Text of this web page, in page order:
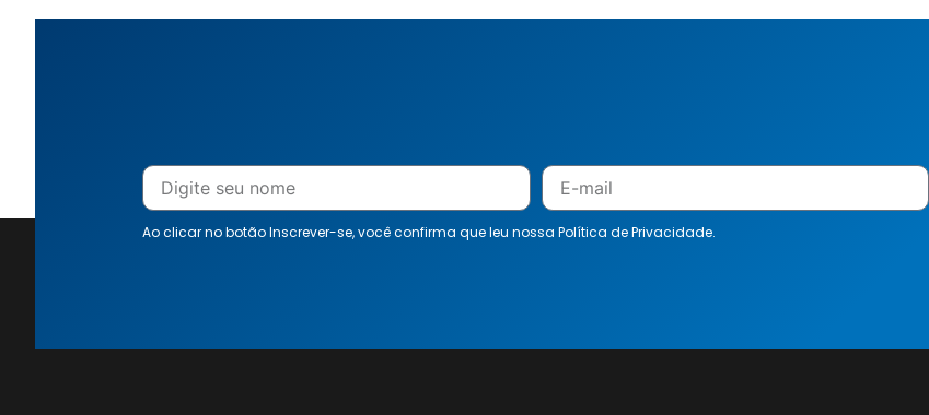
Ao clicar no botão Inscrever-se, você confirma que leu nossa Política de Privacidade.